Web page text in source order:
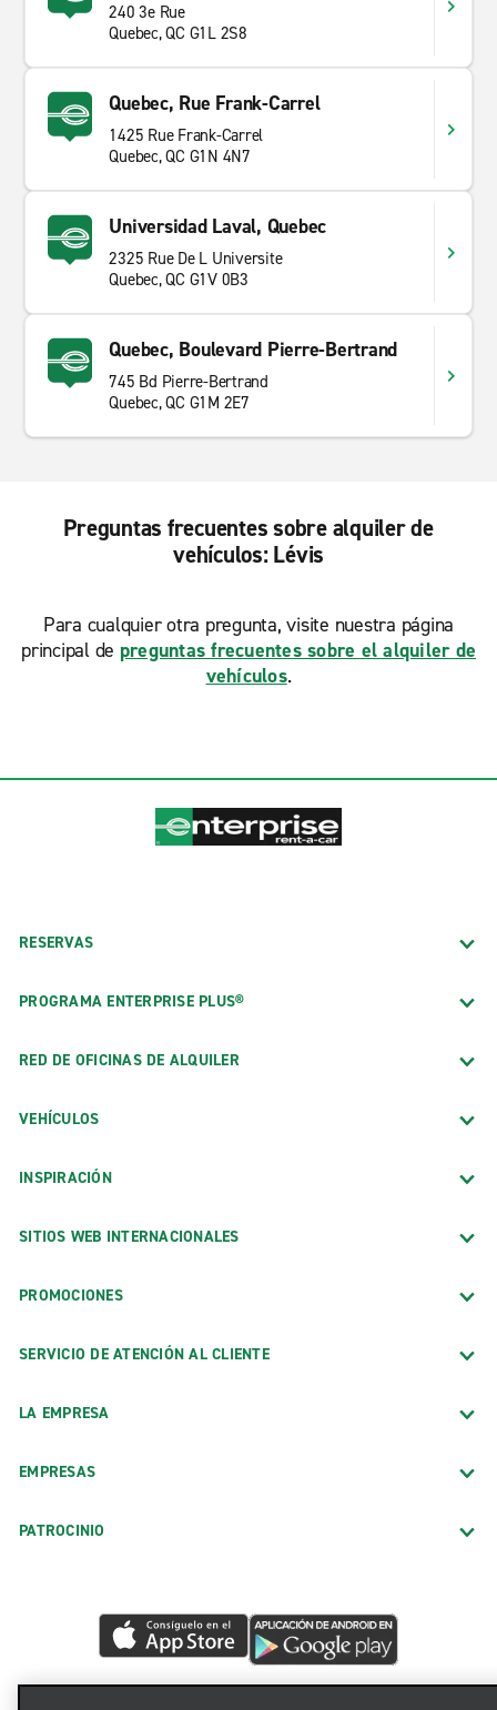
240 3e Rue
Quebec, QC G1L 2S8
Quebec, Rue Frank-Carrel
1425 Rue Frank-Carrel
Quebec, QC G1N 4N7
Universidad Laval, Quebec
2325 Rue De L Universite
Quebec, QC G1V 0B3
Quebec, Boulevard Pierre-Bertrand
745 Bd Pierre-Bertrand
Quebec, QC G1M 2E7
Preguntas frecuentes sobre alquiler de
vehículos: Lévis
Para cualquier otra pregunta, visite nuestra página
principal de preguntas frecuentes sobre el alquiler de
vehículos.
RESERVAS
PROGRAMA ENTERPRISE PLUS®
RED DE OFICINAS DE ALQUILER
VEHÍCULOS
INSPIRACIÓN
SITIOS WEB INTERNACIONALES
PROMOCIONES
SERVICIO DE ATENCIÓN AL CLIENTE
LA EMPRESA
EMPRESAS
PATROCINIO